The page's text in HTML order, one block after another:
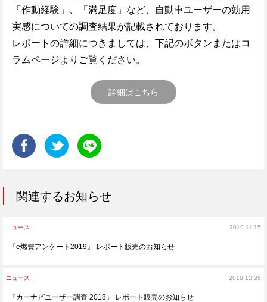
「作動経験」、「満足度」など、自動車ユーザーの効用
実感についての調査結果が記載されております。
レポートの詳細につきましては、下記のボタンまたはコ
ラムページよりご覧ください。
詳細はこちら
関連するお知らせ
『e燃費アンケート2019』 レポート販売のお知らせ
ニュース 2019.11.15
『カーナビユーザー調査 2018』 レポート販売のお知らせ
ニュース 2018.12.26